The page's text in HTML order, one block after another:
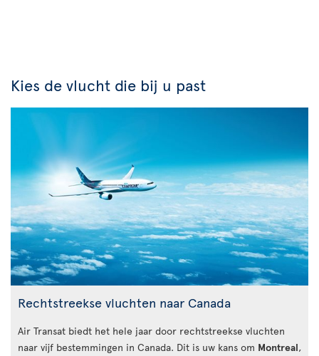
Kies de vlucht die bij u past
Rechtstreekse vluchten naar Canada
Air Transat biedt het hele jaar door rechtstreekse vluchten
naar vijf bestemmingen in Canada. Dit is uw kans om Montreal,